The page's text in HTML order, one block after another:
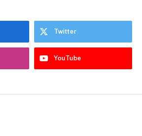
Twitter
YouTube